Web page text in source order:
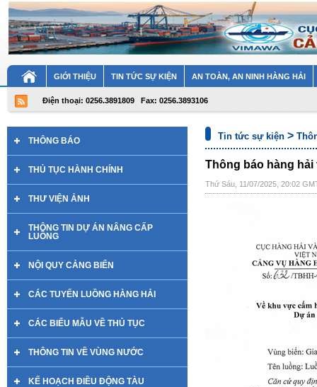
GIỚI THIỆU TIN TỨC SỰ KIỆN AN TOÀN, AN NINH HÀNG HẢI
Điện thoại: 0256.3891809 Fax: 0256.3893106
THÔNG BÁO
THỦ TỤC HÀNH CHÍNH
THƯ VIỆN ẢNH
THÔNG TIN DỰ ÁN NÂNG CẤP
LUỒNG
NỘI QUY CẢNG BIỂN
CÁC TUYẾN LUỒNG HÀNG HẢI
CÁC BIỂU MẪU VỀ THỦ TỤC
THÔNG TIN VỀ VÙNG NƯỚC
KẾ HOẠCH ĐIỀU ĐỘNG TÀU
Tin tức sự kiện >
Thông báo hàng
Thứ Sáu, 11/07/2025, 20:02